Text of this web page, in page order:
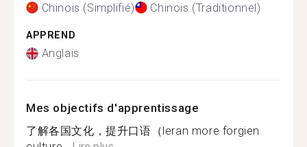
Chinois (Simplifié) Chinois (Traditionnel)
APPREND
Anglais
Mes objectifs d'apprentissage
了解各国文化，提升口语（leran more forgien